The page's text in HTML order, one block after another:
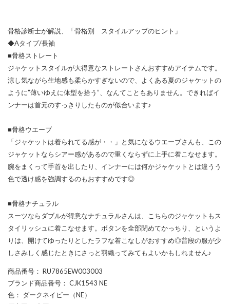
骨格診断士が解説、「骨格別 スタイルアップのヒント」
◆Aタイプ/長袖
■骨格ストレート
ジャケットスタイルが大得意なストレートさんおすすめアイテムです。
涼し気ながら生地感も柔らかすぎないので、よくある夏のジャケットの
ように”薄いゆえに体型を拾う”、なんてこともありません。できればイ
ンナーは首元のすっきりしたものが似合います♪
■骨格ウエーブ
「ジャケットは着られてる感が・・」と気になるウエーブさんも、この
ジャケットならシアー感があるので重くならずに上手に着こなせます。
腕をまくって手首を出したり、インナーには何かジャケットとは違うう
色で透け感を強調するのもおすすめです◎
■骨格ナチュラル
スーツならダブルが得意なナチュラルさんは、こちらのジャケットもス
タイリッシュに着こなせます。ボタンを全部閉めてかっちり、というよ
りは、開けてゆったりとしたラフな着こなしがおすすめ◎普段の服が少
しさみしく感じたときにさっと羽織ってみてもよいかもしれません♪
商品番号 ： RU7865EW003003
ブランド商品番号 ： CJK1543 NE
色 ： ダークネイビー（NE）